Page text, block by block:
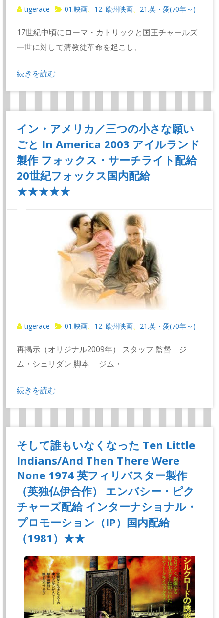
tigerace 01.映画 12. 欧州映画 21.英・愛(70年～)
17世紀中頃にローマ・カトリックと国王チャールズ
一世に対して清教徒革命を起こし、
続きを読む
イン・アメリカ／三つの小さな願い
ごと In America 2003 アイルランド
製作 フォックス・サーチライト配給
20世紀フォックス国内配給
★★★★★
tigerace 01.映画 12. 欧州映画 21.英・愛(70年～)
再掲示（オリジナル2009年） スタッフ 監督 ジ
ム・シェリダン 脚本 ジム・
続きを読む
そして誰もいなくなった Ten Little
Indians/And Then There Were
None 1974 英フィリバスター製作
（英独仏伊合作） エンバシー・ピク
チャーズ配給 インターナショナル・
プロモーション（IP）国内配給
（1981）★★